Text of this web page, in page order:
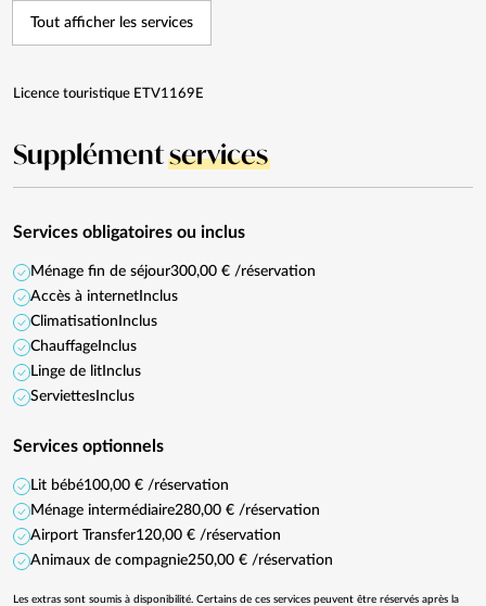
Tout afficher les services
Licence touristique ETV1169E
Supplémentservices
Services obligatoires ou inclus
Ménage fin de séjour300,00 € /réservation
Accès à internet Inclus
Climatisation Inclus
Chauffage Inclus
Linge de lit Inclus
Serviettes Inclus
Services optionnels
Lit bébé100,00 € /réservation
Ménage intermédiaire280,00 € /réservation
Airport Transfer120,00 € /réservation
Animaux de compagnie250,00 € /réservation
Les extras sont soumis à disponibilité. Certains de ces services peuvent être réservés après la